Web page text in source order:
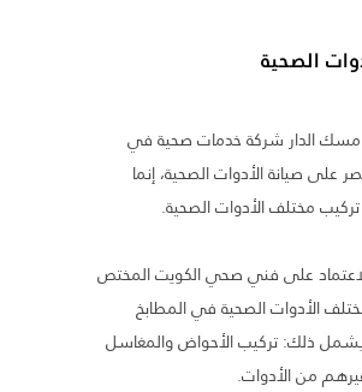
الصحية
الدار شركة خدمات صحية في
على صيانة الأدوات الصحية، إنما
مختلف الأدوات الصحية.
على فني صحي الكويت المختص
الأدوات الصحية في المطابخ
ذلك: تركيب الأحواض والمغاسل
من الأدوات.